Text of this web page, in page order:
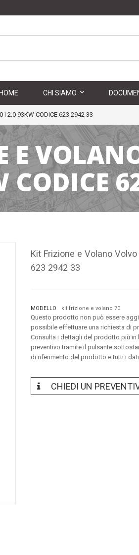
HOME CHI SIAMO
I 2.0 93KW CODICE 623 2942 33
E
CODICE
Kit Frizione e Volano
623 2942 33
MODELLO kit frizione e volano 70
Questo prodotto non può essere
possibile effettuare una richiesta di
Consulta i dettagli del prodotto più in
preventivo tramite il pulsante
di riferimento del prodotto e tutti i
CHIEDI UN